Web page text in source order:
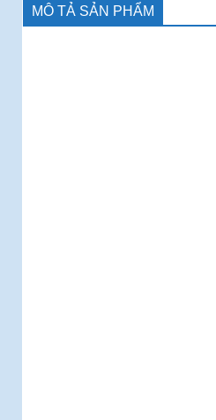
MÔ TẢ SẢN PHẨM